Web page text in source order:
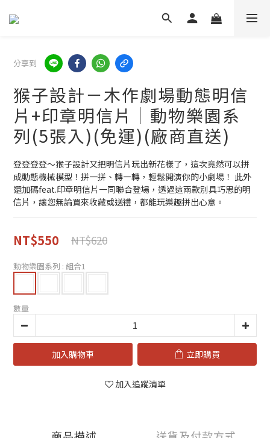
分享到
猴子設計－木作劇場動態明信
片+印章明信片│動物樂園系
列(5張入)(免運)(廠商直送)
登登登登～猴子設計又把明信片玩出新花樣了，這次竟然可以拼
成動態機械模型！拼一拼、轉一轉，輕鬆開演你的小劇場！ 此外
還加碼feat.印章明信片一同聯合登場，透過這兩款別具巧思的明
信片，讓您無論買來收藏或送禮，都能玩樂趣拼出心意。
NT$550 NT$620
動物樂園系列 : 組合1
數量
加入購物車 立即購買
加入追蹤清單